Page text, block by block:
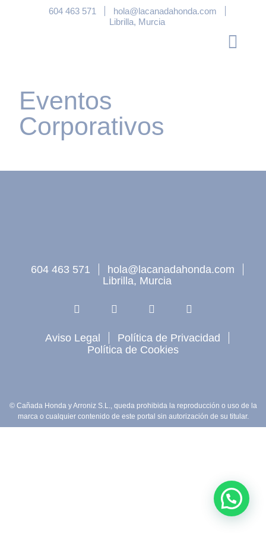
604 463 571
hola@lacanadahonda.com
Librilla, Murcia
Eventos
Corporativos
604 463 571
hola@lacanadahonda.com
Librilla, Murcia
Aviso Legal
Política de Privacidad
Política de Cookies
© Cañada Honda y Arroniz S.L., queda prohibida la reproducción o uso de la
marca o cualquier contenido de este portal sin autorización de su titular.